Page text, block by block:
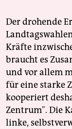
Der drohende
Kräfte
braucht es
und vor allem
für eine starke
kooperiert
Zentrum". Die
linke,